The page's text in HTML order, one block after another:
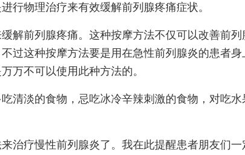
行物理治疗来有效缓解前列腺疼痛症状。
解前列腺疼痛。这种按摩方法不仅可以改善前
过这种按摩方法要是用在急性前列腺炎的患者
万不可以使用此种方法的。
清淡的食物，忌吃冰冷辛辣刺激的食物，对吃
治疗慢性前列腺炎了。我在此提醒患者朋友们